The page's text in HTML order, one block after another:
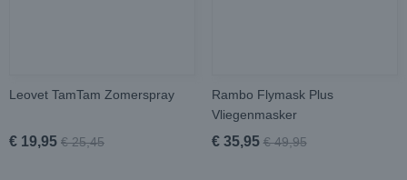
Leovet TamTam Zomerspray
€ 19,95 € 25,45
Rambo Flymask Plus
Vliegenmasker
€ 35,95 € 49,95